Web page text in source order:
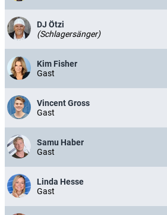
DJ Ötzi
(Schlagersänger)
Kim Fisher
Gast
Vincent Gross
Gast
Samu Haber
Gast
Linda Hesse
Gast